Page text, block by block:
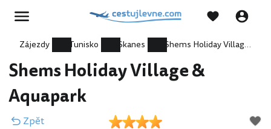
Zájezdy Tunisko Skanes Shems Holiday Village & Aquapark
Shems Holiday Village &
Aquapark
Zpět